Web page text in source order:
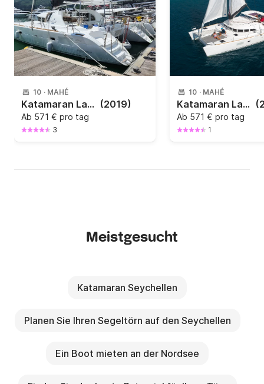
10 · MAHÉ
Katamaran Lagoon Lagoon 380 11.55m (2019)
Ab 571 € pro tag
3
10 · MAHÉ
Katamaran Lagoon LAGOON 380 (4 CAB+2) 11.5m
Ab 571 € pro tag
1
Meistgesucht
Katamaran Seychellen
Planen Sie Ihren Segeltörn auf den Seychellen
Ein Boot mieten an der Nordsee